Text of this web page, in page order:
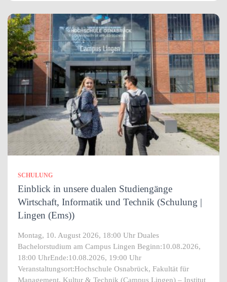
SCHULUNG
Einblick in unsere dualen Studiengänge
Wirtschaft, Informatik und Technik (Schulung |
Lingen (Ems))
Montag, 10. August 2026, 18:00 Uhr Duales
Bachelorstudium am Campus Lingen Beginn:10.08.2026,
18:00 UhrEnde:10.08.2026, 19:00 Uhr
Veranstaltungsort:Hochschule Osnabrück, Fakultät für
Management, Kultur & Technik (Campus Lingen) – Institut